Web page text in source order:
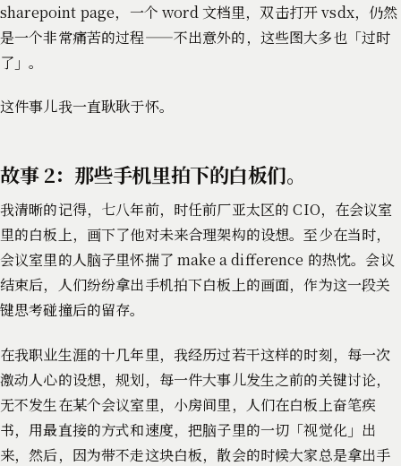
sharepoint page，一个 word 文档里，双击打开 vsdx，仍然
是一个非常痛苦的过程——不出意外的，这些图大多也「过时
了」。
这件事儿我一直耿耿于怀。
故事 2：那些手机里拍下的白板们。
我清晰的记得，七八年前，时任前厂亚太区的 CIO，在会议室
里的白板上，画下了他对未来合理架构的设想。至少在当时，
会议室里的人脑子里怀揣了 make a difference 的热忱。会议
结束后，人们纷纷拿出手机拍下白板上的画面，作为这一段关
键思考碰撞后的留存。
在我职业生涯的十几年里，我经历过若干这样的时刻，每一次
激动人心的设想，规划，每一件大事儿发生之前的关键讨论，
无不发生在某个会议室里，小房间里，人们在白板上奋笔疾
书，用最直接的方式和速度，把脑子里的一切「视觉化」出
来，然后，因为带不走这块白板，散会的时候大家总是拿出手